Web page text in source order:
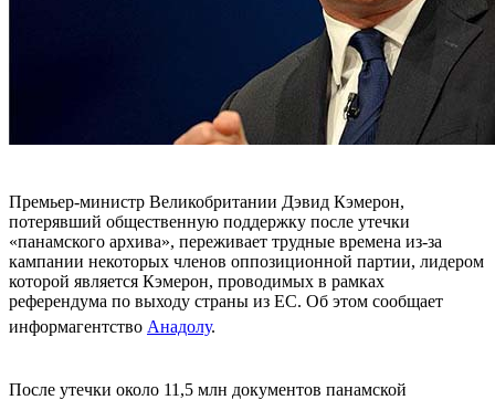
Премьер-министр Великобритании Дэвид Кэмерон,
потерявший общественную поддержку после утечки
«панамского архива», переживает трудные времена из-за
кампании некоторых членов оппозиционной партии, лидером
которой является Кэмерон, проводимых в рамках
референдума по выходу страны из ЕС. Об этом сообщает
информагентство Анадолу.
После утечки около 11,5 млн документов панамской